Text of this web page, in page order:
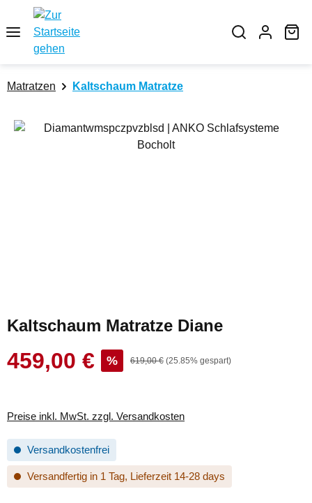
Zum Hauptinhalt springen
Matratzen Kaltschaum Matratze
Bildergalerie überspringen
Kaltschaum Matratze Diane
Verkaufspreis:
459,00 € % Regulärer Preis:
619,00 € (25.85% gespart)
Preise inkl. MwSt. zzgl. Versandkosten
Versandkostenfrei
Versandfertig in 1 Tag, Lieferzeit 14-28 days